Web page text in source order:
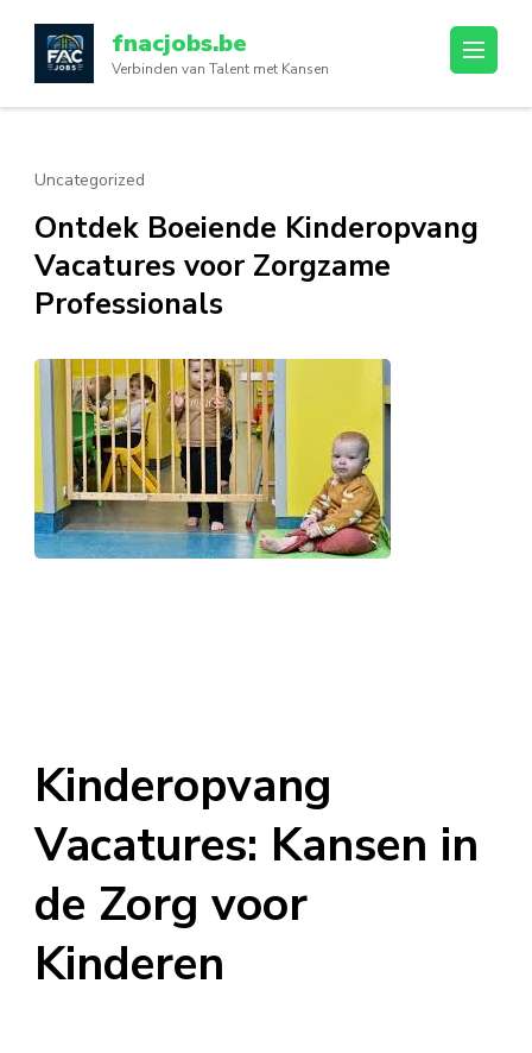
inhoud
(druk
enter)
fnacjobs.be
Verbinden van Talent met Kansen
Uncategorized
Ontdek Boeiende Kinderopvang
Vacatures voor Zorgzame
Professionals
Kinderopvang
Vacatures: Kansen in
de Zorg voor
Kinderen